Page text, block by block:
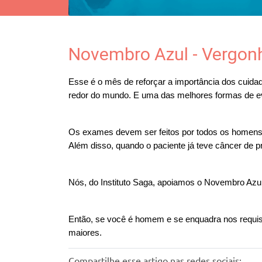
Novembro Azul -
Esse é o mês de reforçar a importância dos
redor do mundo. E uma das melhores formas de
Os exames devem ser feitos por todos os
Além disso, quando o paciente já teve câncer de
Nós, do Instituto Saga, apoiamos o Novembro
Então, se você é homem e se enquadra nos
maiores.